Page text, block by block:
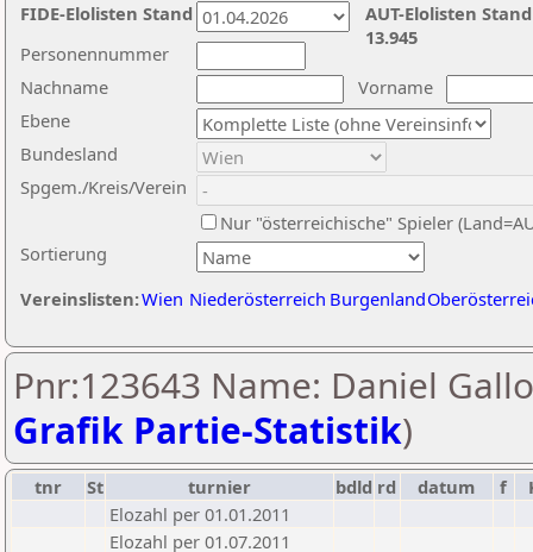
Nachname
Vorname
Ebene
Sortierung
Personennummer
Bundesland
Spgem./Kreis/Verein
Nur "österreichische" Spieler
Vereinslisten:Wien Niederösterreich Burgenland
AUT-Elolisten
13.945
FIDE-Elolisten Stand
Pnr:123643 Name: Daniel
Grafik Partie-Statistik)
tnr St turnier bdld rd datum f
Elozahl per 01.01.2011
Elozahl per 01.07.2011